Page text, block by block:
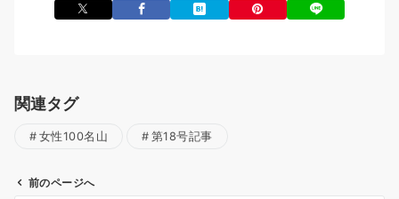
関連タグ
女性100名山 第18号記事
前のページへ